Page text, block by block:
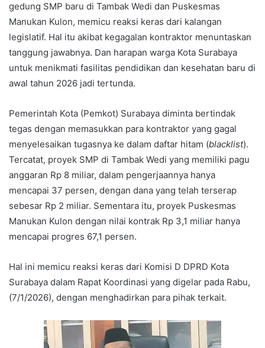
gedung SMP baru di Tambak Wedi dan Puskesmas
Manukan Kulon, memicu reaksi keras dari kalangan
legislatif. Hal itu akibat kegagalan kontraktor menuntaskan
tanggung jawabnya. Dan harapan warga Kota Surabaya
untuk menikmati fasilitas pendidikan dan kesehatan baru di
awal tahun 2026 jadi tertunda.
Pemerintah Kota (Pemkot) Surabaya diminta bertindak
tegas dengan memasukkan para kontraktor yang gagal
menyelesaikan tugasnya ke dalam daftar hitam (blacklist).
Tercatat, proyek SMP di Tambak Wedi yang memiliki pagu
anggaran Rp 8 miliar, dalam pengerjaannya hanya
mencapai 37 persen, dengan dana yang telah terserap
sebesar Rp 2 miliar. Sementara itu, proyek Puskesmas
Manukan Kulon dengan nilai kontrak Rp 3,1 miliar hanya
mencapai progres 67,1 persen.
Hal ini memicu reaksi keras dari Komisi D DPRD Kota
Surabaya dalam Rapat Koordinasi yang digelar pada Rabu,
(7/1/2026), dengan menghadirkan para pihak terkait.